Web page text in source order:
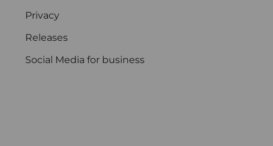
Privacy
Releases
Social Media for business